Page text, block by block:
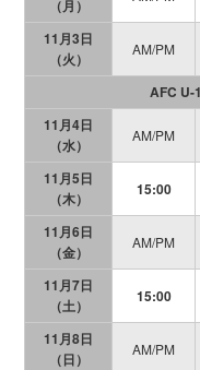
（月）
11月3日
（火）
AM/PM
AFC U-
11月4日
（水）
AM/PM
11月5日
（木）
15:00
11月6日
（金）
AM/PM
11月7日
（土）
15:00
11月8日
（日）
AM/PM